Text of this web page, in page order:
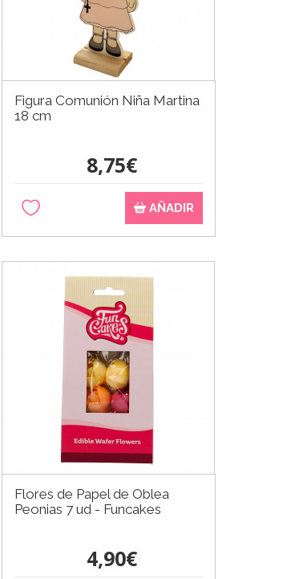
Figura Comunión Niña Martina
18 cm
8,75€
AÑADIR
Flores de Papel de Oblea
Peonias 7 ud - Funcakes
4,90€